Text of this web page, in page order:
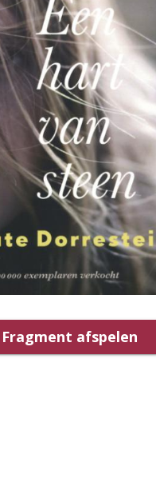
Fragment afspelen